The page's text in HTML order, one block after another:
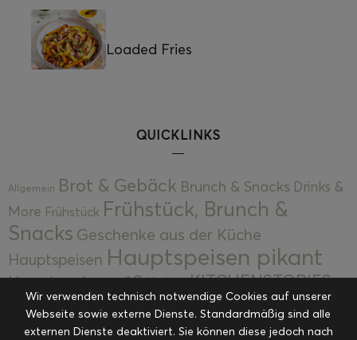
Loaded Fries
QUICKLINKS
Allgemein Brot & Gebäck Brunch & Snacks Drinks &
More Frühstück Frühstück, Brunch &
Snacks Geschenke aus der Küche
Hauptspeisen Hauptspeisen pikant
Hauptspeisen süßKekseKITCHENSTORIES
Kuchen, Torten & Desserts Kuchen und
Desserts Kulinarik Kulinarische Mitbringsel &
Wir verwenden technisch notwendige Cookies auf unserer
Webseite sowie externe Dienste. Standardmäßig sind alle
externen Dienste deaktiviert. Sie können diese jedoch nach